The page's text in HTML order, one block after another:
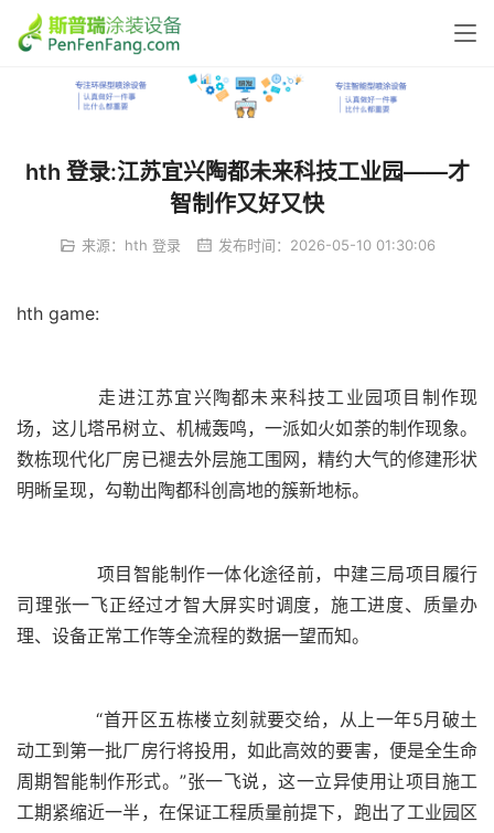
hth 登录:江苏宜兴陶都未来科技工业园——才
智制作又好又快
来源： hth 登录 发布时间：2026-05-10 01:30:06
hth game:
场，这儿塔吊树立、机械轰鸣，一派如火如荼的制作现象。
数栋现代化厂房已褪去外层施工围网，精约大气的修建形状
司理张一飞正经过才智大屏实时调度，施工进度、质量办
动工到第一批厂房行将投用，如此高效的要害，便是全生命
周期智能制作形式。”张一飞说，这一立异使用让项目施工
工期紧缩近一半，在保证工程质量前提下，跑出了工业园区